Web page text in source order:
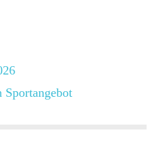
Sportangebot